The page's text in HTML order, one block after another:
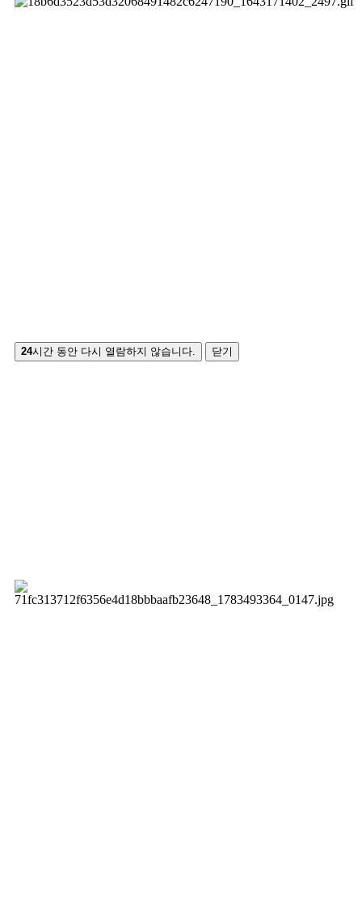
24시간 동안 다시 열람하지 않습니다. 닫기